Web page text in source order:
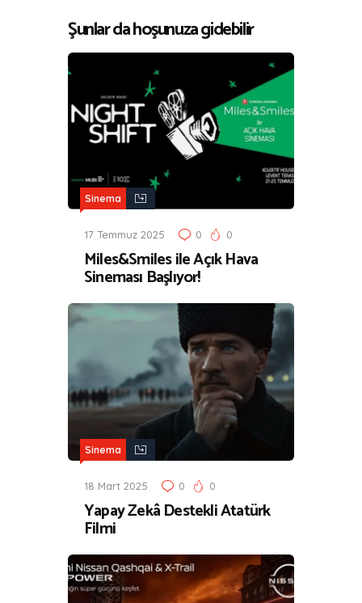
Şunlar da hoşunuza gidebilir
Sinema
17 Temmuz 2025 0 0
Miles&Smiles ile Açık Hava
Sineması Başlıyor!
Sinema
18 Mart 2025 0 0
Yapay Zekâ Destekli Atatürk
Filmi